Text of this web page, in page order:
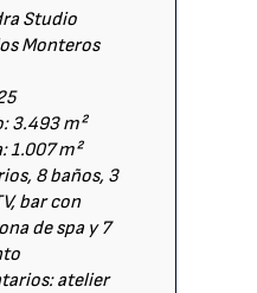
Studio
Monteros
3.493 m²
1.007 m²
8 baños, 3
bar con
de spa y 7
atelier